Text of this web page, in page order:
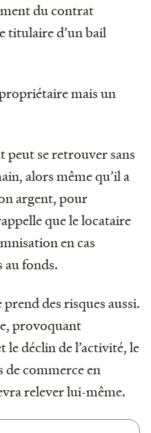
du contrat
titulaire d’un bail
mais un
peut se retrouver sans
alors même qu’il a
argent, pour
que le locataire
en cas
au fonds.
des risques aussi.
provoquant
le déclin de l’activité, le
commerce en
relever lui-même.